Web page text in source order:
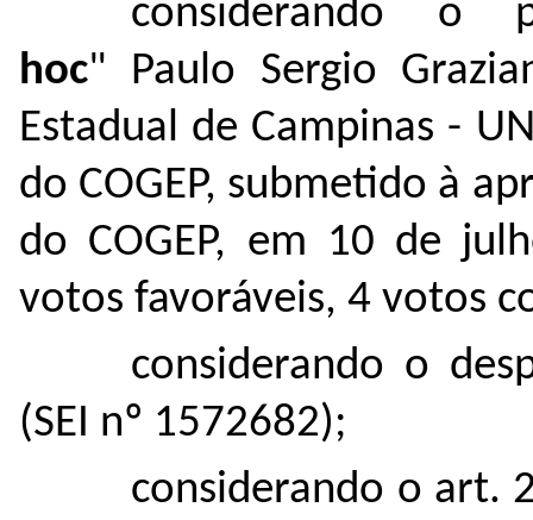
considerando o
hoc" Paulo Sergio
Estadual de Campinas -
do COGEP, submetido à
do COGEP, em 10 de
votos favoráveis, 4 votos
considerando o
(SEI nº 1572682);
considerando o art.